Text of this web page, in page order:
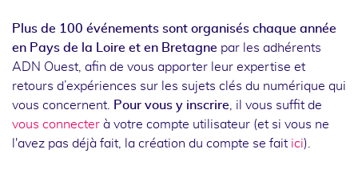
Plus de 100 événements sont organisés chaque année
en Pays de la Loire et en Bretagne par les adhérents
ADN Ouest, afin de vous apporter leur expertise et
retours d’expériences sur les sujets clés du numérique qui
vous concernent.
Pour vous y inscrire , il vous suffit de
vous connecter à votre compte utilisateur (et si vous ne
l'avez pas déjà fait, la création du compte se fait ici).